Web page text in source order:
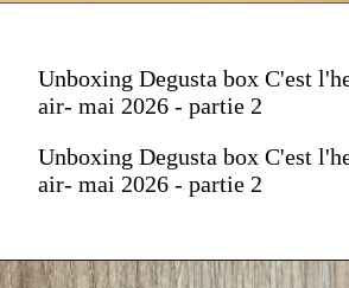
Unboxing Degusta box C'est
air- mai 2026 - partie 2
Unboxing Degusta box C'est
air- mai 2026 - partie 2